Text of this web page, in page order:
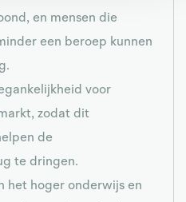
en mensen die
een beroep kunnen
voor
zodat dit
de
te dringen.
het hoger onderwijs en